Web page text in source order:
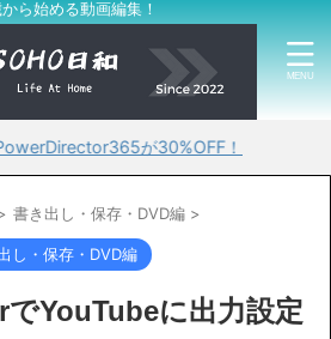
ら始める動画編集！
が30%OFF！
書き出し・保存・DVD編 >
し・保存・DVD編
YouTubeに出力設定